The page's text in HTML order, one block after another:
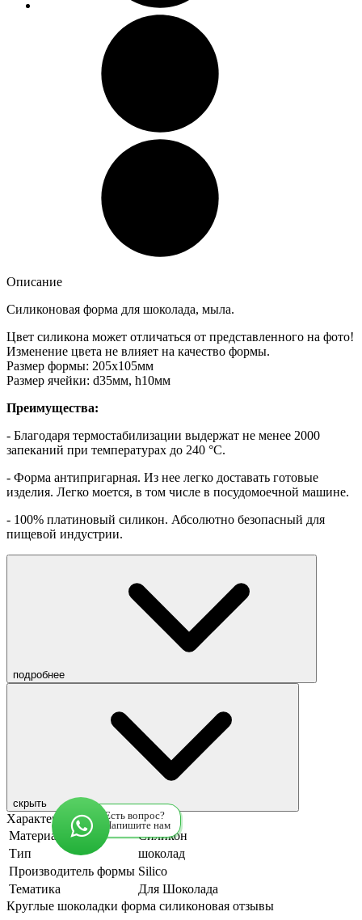
Описание
Силиконовая форма для шоколада, мыла.
Цвет силикона может отличаться от представленного на фото!
Изменение цвета не влияет на качество формы.
Размер формы: 205х105мм
Размер ячейки: d35мм, h10мм
Преимущества:
- Благодаря термостабилизации выдержат не менее 2000
запеканий при температурах до 240 °С.
- Форма антипригарная. Из нее легко доставать готовые
изделия. Легко моется, в том числе в посудомоечной машине.
- 100% платиновый силикон. Абсолютно безопасный для
пищевой индустрии.
подробнее
скрыть
Характеристики
Материал формы
Силикон
Тип
шоколад
Производитель формы Silico
Тематика
Для Шоколада
Круглые шоколадки форма силиконовая отзывы
Есть вопрос?
Напишите нам